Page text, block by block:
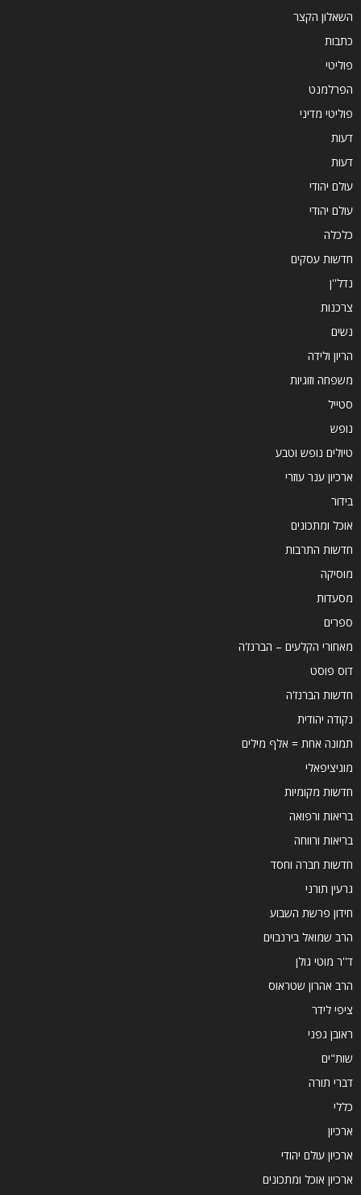
השאלון הקצר
כתבות
פוליטי
הפרלמנט
פוליטי מדיני
דעות
דעות
עולם יהודי
עולם יהודי
כלכלה
חדשות עסקים
נדל''ן
צרכנות
נשים
הריון ולידה
משפחה וזוגיות
סטייל
נופש
טיולים נופש וטבע
ארכיון ענר עוזרי
בידור
אוכל ומתכונים
חדשות התרבות
מוסיקה
מסעדות
ספרים
מאחורי הקלעים – הברנז'ה
דוס פוסט
חדשות הברנז'ה
נקודה יהודית
תמונה אחת = אלף מילים
מוניציפאלי
חדשות מקומיות
בריאות ורפואה
בריאות ורווחה
חדשות חברה וחסד
גרעין תורני
חידון פרשת השבוע
הרב שמואל בירנבוים
ד''ר מוטי גולן
הרב אהרון שטראוס
ציפי לידר
ראובן גפני
שות"ים
דברי תורה
כללי
ארכיון
ארכיון עולם יהודי
ארכיון אוכל ומתכונים